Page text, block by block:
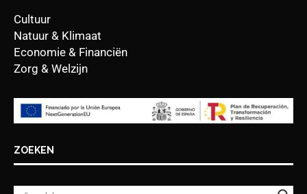
Cultuur
Natuur & Klimaat
Economie & Financiën
Zorg & Welzijn
ZOEKEN